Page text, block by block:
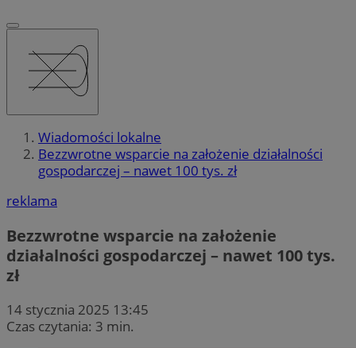
Wiadomości lokalne
Bezzwrotne wsparcie na założenie działalności
gospodarczej – nawet 100 tys. zł
reklama
Bezzwrotne wsparcie na założenie
działalności gospodarczej – nawet 100 tys.
zł
14 stycznia 2025 13:45
Czas czytania: 3 min.